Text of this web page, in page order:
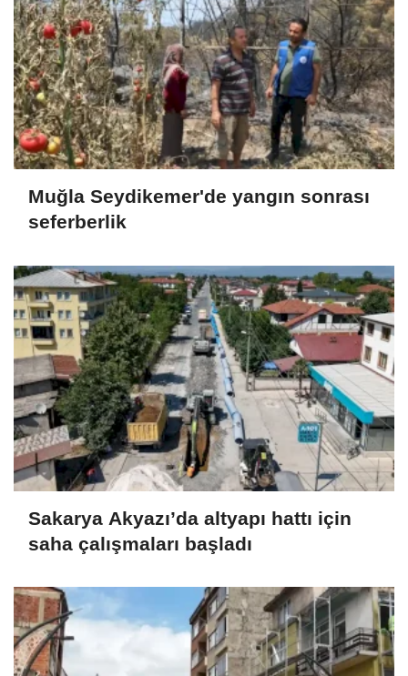
Muğla Seydikemer'de yangın sonrası
seferberlik
Sakarya Akyazı’da altyapı hattı için
saha çalışmaları başladı